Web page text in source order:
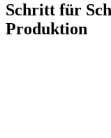
Schritt für
Produktion